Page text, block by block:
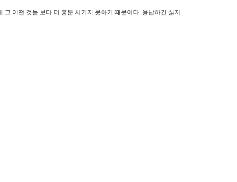
어떤 것들 보다 더 흥분 시키지 못하기 때문이다. 용납하긴 싫지